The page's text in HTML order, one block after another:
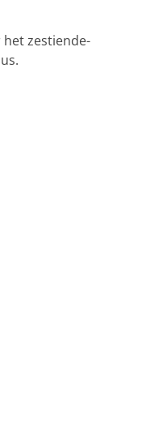
zestiende-